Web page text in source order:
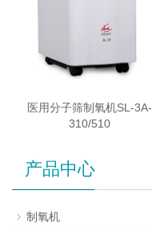
医用分子筛制氧机SL-3A-
310/510
产品中心
制氧机